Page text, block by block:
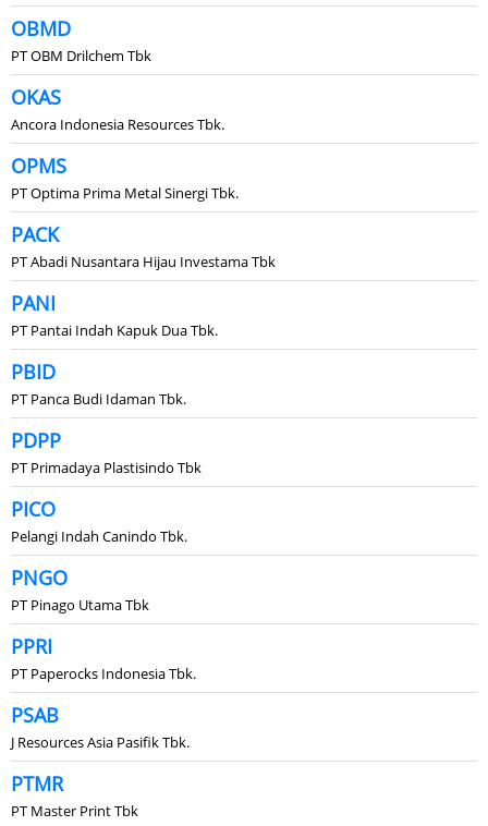
OBMD
PT OBM Drilchem Tbk
OKAS
Ancora Indonesia Resources Tbk.
OPMS
PT Optima Prima Metal Sinergi Tbk.
PACK
PT Abadi Nusantara Hijau Investama Tbk
PANI
PT Pantai Indah Kapuk Dua Tbk.
PBID
PT Panca Budi Idaman Tbk.
PDPP
PT Primadaya Plastisindo Tbk
PICO
Pelangi Indah Canindo Tbk.
PNGO
PT Pinago Utama Tbk
PPRI
PT Paperocks Indonesia Tbk.
PSAB
J Resources Asia Pasifik Tbk.
PTMR
PT Master Print Tbk